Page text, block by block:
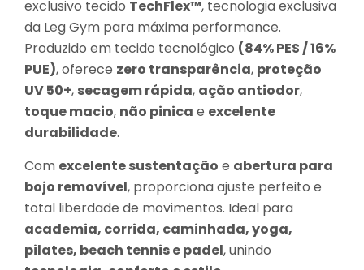
exclusivo tecido TechFlex™, tecnologia exclusiva
da Leg Gym para máxima performance.
Produzido em tecido tecnológico (84% PES / 16%
PUE), oferece zero transparência, proteção
UV 50+, secagem rápida, ação antiodor,
toque macio, não pinica e excelente
durabilidade.
Com excelente sustentação e abertura para
bojo removível, proporciona ajuste perfeito e
total liberdade de movimentos. Ideal para
academia, corrida, caminhada, yoga,
pilates, beach tennis e padel, unindo